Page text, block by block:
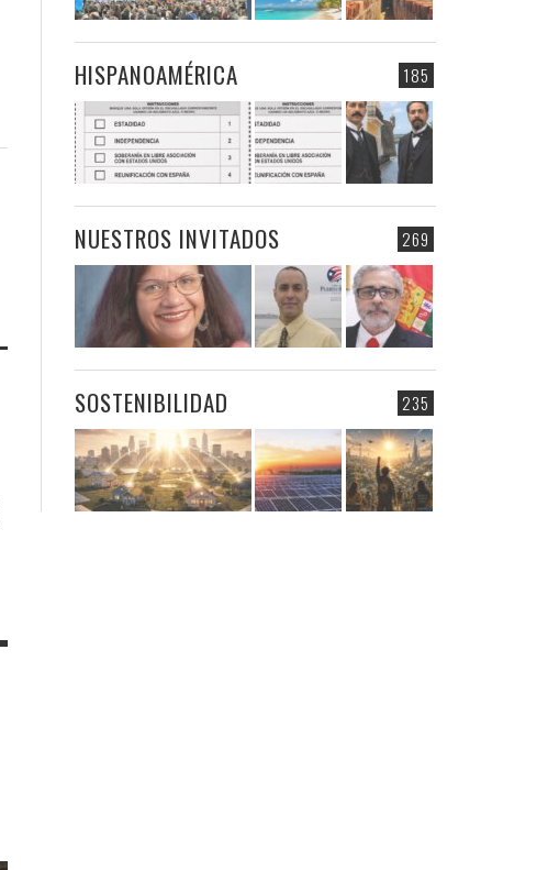
185
HISPANOAMÉRICA
269
NUESTROS INVITADOS
235
SOSTENIBILIDAD